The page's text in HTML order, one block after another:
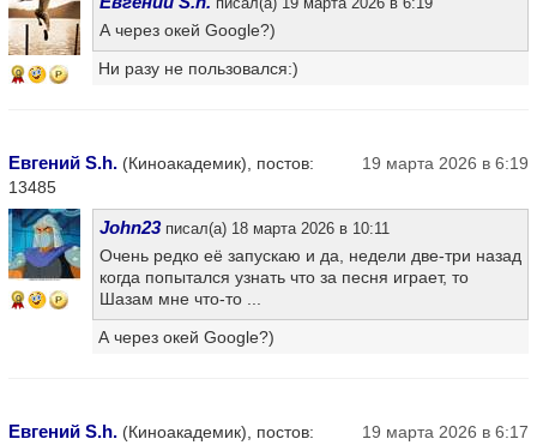
9
А через окей Google?)
Ни разу не пользовался:)
Евгений S.h. (Киноакадемик), постов:
13485
19 марта 2026 в 6:19
9
John23писал(а) 18 марта 2026 в 10:11
Очень редко её запускаю и да, недели две-три назад
когда попытался узнать что за песня играет, то
Шазам мне что-то ...
А через окей Google?)
Евгений S.h. (Киноакадемик), постов:
19 марта 2026 в 6:17